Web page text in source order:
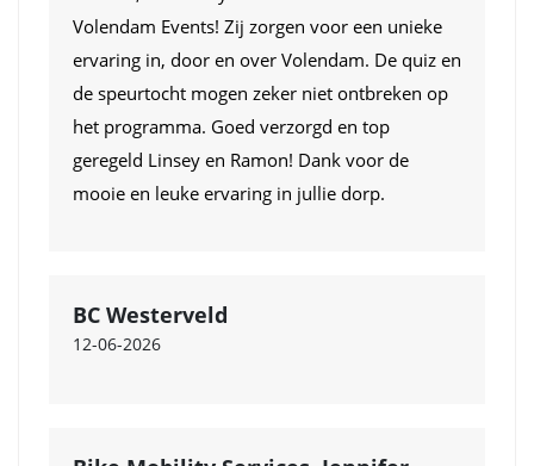
Volendam Events! Zij zorgen voor een unieke
ervaring in, door en over Volendam. De quiz en
de speurtocht mogen zeker niet ontbreken op
het programma. Goed verzorgd en top
geregeld Linsey en Ramon! Dank voor de
mooie en leuke ervaring in jullie dorp.
BC Westerveld
12-06-2026